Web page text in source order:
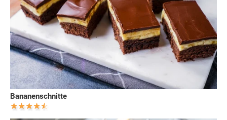
Bananenschnitte